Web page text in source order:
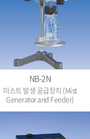
NB-2N
미스트 발생 공급장치 (Mist
Generator and Feeder)